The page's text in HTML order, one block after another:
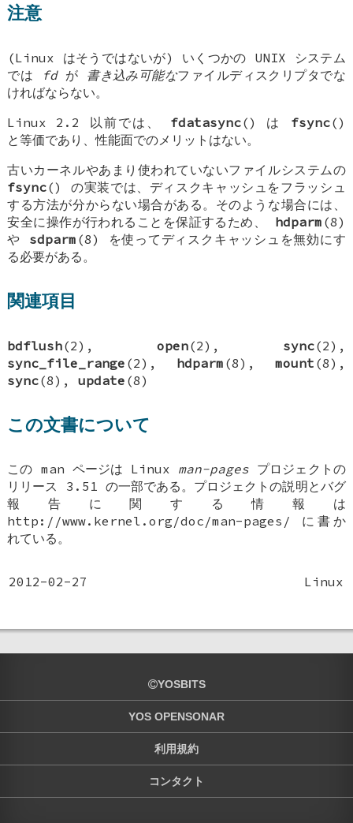
注意
(Linux はそうではないが) いくつかの UNIX システム
では
fdが 書き込み可能なファイルディスクリプタでな
ければならない。
Linux 2.2 以前では、 fdatasync() は fsync()
と等価であり、性能面でのメリットはない。
古いカーネルやあまり使われていないファイルシステムの
fsync() の実装では、ディスクキャッシュをフラッシュ
する方法が分からない場合がある。そのような場合には、
安全に操作が行われることを保証するため、 hdparm (8)
や sdparm (8) を使ってディスクキャッシュを無効にす
る必要がある。
関連項目
bdflush(2), open(2), sync(2),
sync_file_range (2), hdparm (8), mount (8),
sync(8),update (8)
この文書について
この man ページは Linux man-pages プロジェクトの
リリース 3.51 の一部である。プロジェクトの説明とバグ
報告に関する情報は
http://www.kernel.org/doc/man-pages/ に書か
れている。
2012-02-27 Linux
YOSBITS
YOS OPENSONAR
利用規約
コンタクト